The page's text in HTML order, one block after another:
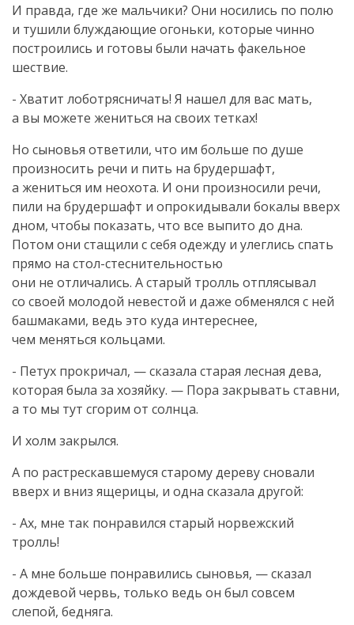
И правда, где же мальчики? Они носились по полю
и тушили блуждающие огоньки, которые чинно
построились и готовы были начать факельное
шествие.
- Хватит лоботрясничать! Я нашел для вас мать,
а вы можете жениться на своих тетках!
Но сыновья ответили, что им больше по душе
произносить речи и пить на брудершафт,
а жениться им неохота. И они произносили речи,
пили на брудершафт и опрокидывали бокалы вверх
дном, чтобы показать, что все выпито до дна.
Потом они стащили с себя одежду и улеглись спать
прямо на стол-стеснительностью
они не отличались. А старый тролль отплясывал
со своей молодой невестой и даже обменялся с ней
башмаками, ведь это куда интереснее,
чем меняться кольцами.
- Петух прокричал, — сказала старая лесная дева,
которая была за хозяйку. — Пора закрывать ставни,
а то мы тут сгорим от солнца.
И холм закрылся.
А по растрескавшемуся старому дереву сновали
вверх и вниз ящерицы, и одна сказала другой:
- Ах, мне так понравился старый норвежский
тролль!
- А мне больше понравились сыновья, — сказал
дождевой червь, только ведь он был совсем
слепой, бедняга.